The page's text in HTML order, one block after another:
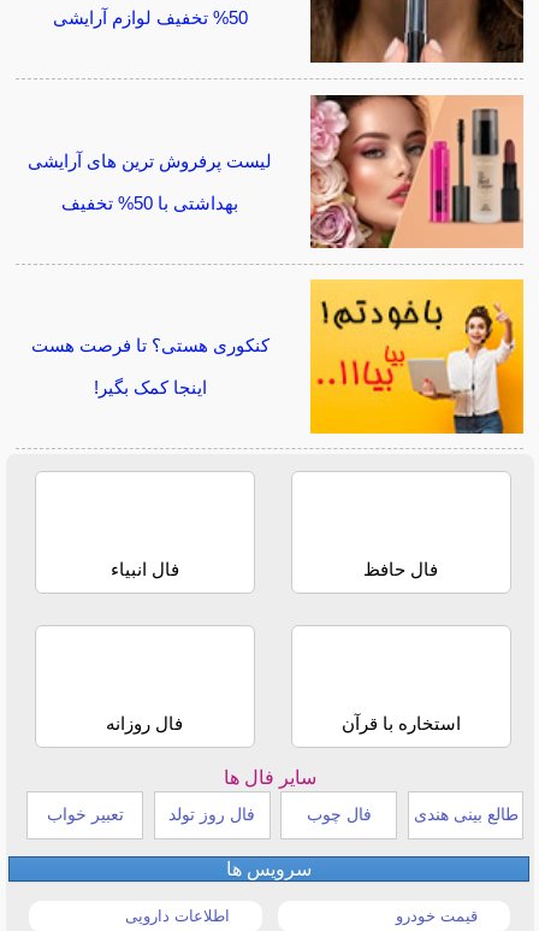
50% تخفیف لوازم آرایشی
لیست پرفروش ترین های آرایشی
بهداشتی با 50% تخفیف
کنکوری هستی؟ تا فرصت هست
اینجا کمک بگیر!
فال حافظ فال انبیاء
استخاره با قرآن فال روزانه
سایر فال ها
طالع بینی هندی فال چوب فال روز تولد تعبیر خواب
سرویس ها
قیمت خودرو اطلاعات دارویی